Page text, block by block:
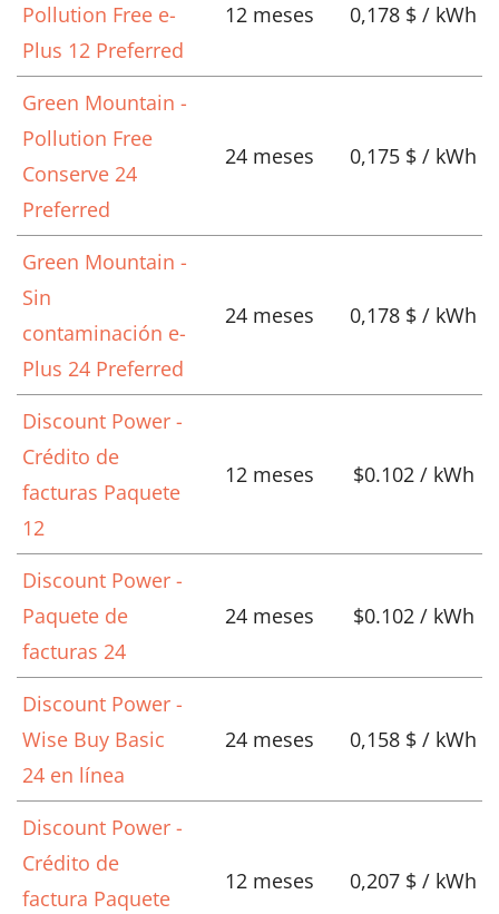
Pollution Free e-
Plus 12 Preferred
12 meses 0,178 $ / kWh
Green Mountain -
Pollution Free
Conserve 24
Preferred
24 meses 0,175 $ / kWh
Green Mountain -
Sin
contaminación e-
Plus 24 Preferred
24 meses 0,178 $ / kWh
Discount Power -
Crédito de
facturas Paquete
12
12 meses $0.102 / kWh
Discount Power -
Paquete de
facturas 24
24 meses $0.102 / kWh
Discount Power -
Wise Buy Basic
24 en línea
24 meses 0,158 $ / kWh
Discount Power -
Crédito de
factura Paquete
12 meses 0,207 $ / kWh